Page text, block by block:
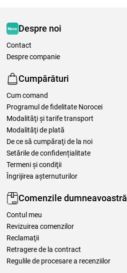
Despre noi
Contact
Despre companie
Cumpărături
Cum comand
Programul de fidelitate Norocei
Modalităţi şi tarife transport
Modalităţi de plată
De ce să cumpăraţi de la noi
Setările de confidențialitate
Termeni şi condiţii
Îngrijirea așternuturilor
Comenzile dumneavoastră
Contul meu
Revizuirea comenzilor
Reclamaţii
Retragere de la contract
Regulile de procesare a recenziilor